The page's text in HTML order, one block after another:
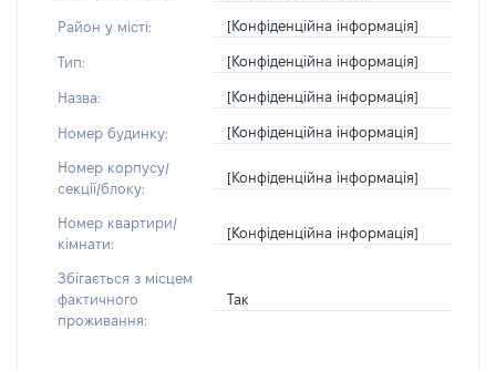
Район у місті: [Конфіденційна інформація]
Тип: [Конфіденційна інформація]
Назва: [Конфіденційна інформація]
Номер будинку: [Конфіденційна інформація]
Номер корпусу/
секції/блоку:
[Конфіденційна інформація]
Номер квартири/
кімнати:
[Конфіденційна інформація]
Збігається з місцем
фактичного
проживання:
Так